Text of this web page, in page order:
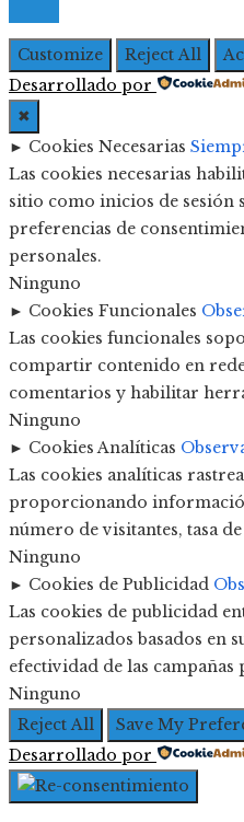
Customize Reject All
Desarrollado por
✖
► Cookies Necesarias
Las cookies necesarias
sitio como inicios de sesión
preferencias de
personales.
Ninguno
► Cookies Funcionales
Las cookies funcionales
compartir contenido en
comentarios y habilitar
Ninguno
► Cookies Analíticas
Las cookies analíticas
proporcionando
número de visitantes, tasa
Ninguno
► Cookies de Publicidad
Las cookies de publicidad
personalizados basados en
efectividad de las campañas
Ninguno
Reject All
Save My
Desarrollado por